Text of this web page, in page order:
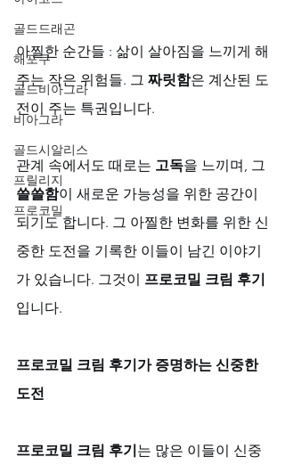
골드드래곤
해포쿠
골드비아그라
비아그라
골드시알리스
프릴리지
프로코밀
아찔한 순간들 : 삶이 살아짐을 느끼게 해
주는 작은 위험들. 그 짜릿함은 계산된 도
전이 주는 특권입니다.
관계 속에서도 때로는 고독을 느끼며, 그
쓸쓸함이 새로운 가능성을 위한 공간이
되기도 합니다. 그 아찔한 변화를 위한 신
중한 도전을 기록한 이들이 남긴 이야기
가 있습니다. 그것이 프로코밀 크림 후기
입니다.
프로코밀 크림 후기가 증명하는 신중한
도전
프로코밀 크림 후기는 많은 이들이 신중